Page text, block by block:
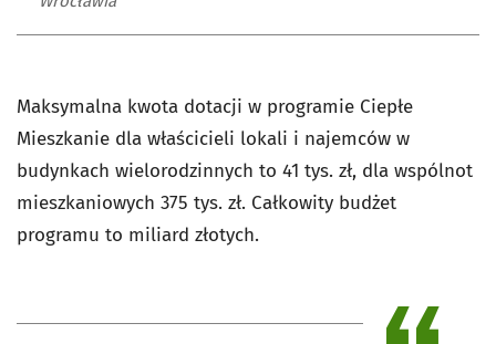
Maksymalna kwota dotacji w programie Ciepłe
Mieszkanie dla właścicieli lokali i najemców w
budynkach wielorodzinnych to 41 tys. zł, dla wspólnot
mieszkaniowych 375 tys. zł. Całkowity budżet
programu to miliard złotych.